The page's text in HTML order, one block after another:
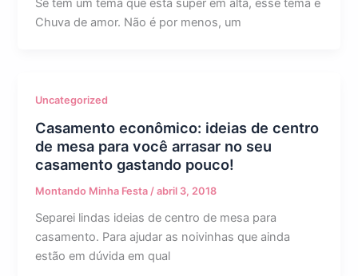
Se tem um tema que está super em alta, esse tema é
Chuva de amor. Não é por menos, um
Uncategorized
Casamento econômico: ideias de centro
de mesa para você arrasar no seu
casamento gastando pouco!
Montando Minha Festa /abril 3, 2018
Separei lindas ideias de centro de mesa para
casamento. Para ajudar as noivinhas que ainda
estão em dúvida em qual